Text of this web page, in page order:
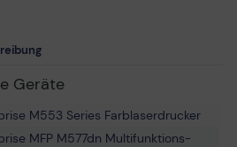
Geräte
M553 Series Farblaserdrucker
MFP M577dn Multifunktions-